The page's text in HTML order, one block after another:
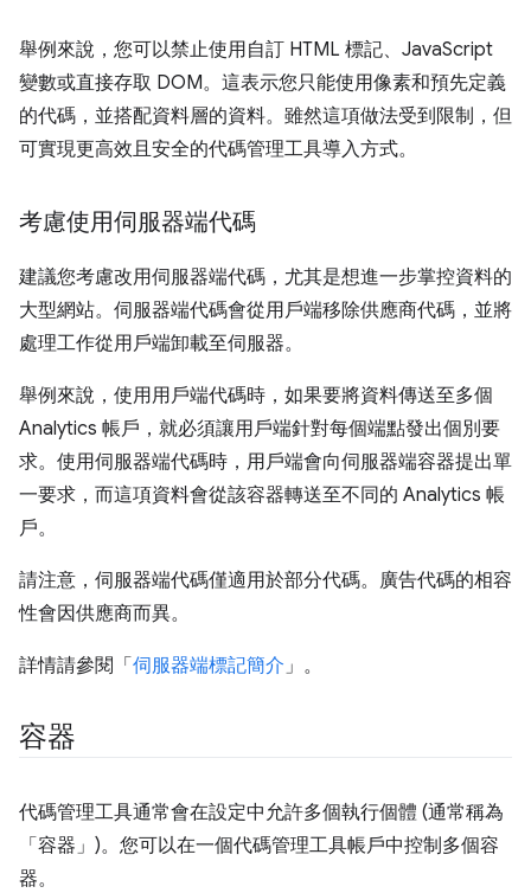
舉例來說，您可以禁止使用自訂 HTML 標記、JavaScript
變數或直接存取 DOM。這表示您只能使用像素和預先定義
的代碼，並搭配資料層的資料。雖然這項做法受到限制，但
可實現更高效且安全的代碼管理工具導入方式。
考慮使用伺服器端代碼
建議您考慮改用伺服器端代碼，尤其是想進一步掌控資料的
大型網站。伺服器端代碼會從用戶端移除供應商代碼，並將
處理工作從用戶端卸載至伺服器。
舉例來說，使用用戶端代碼時，如果要將資料傳送至多個
Analytics 帳戶，就必須讓用戶端針對每個端點發出個別要
求。使用伺服器端代碼時，用戶端會向伺服器端容器提出單
一要求，而這項資料會從該容器轉送至不同的 Analytics 帳
戶。
請注意，伺服器端代碼僅適用於部分代碼。廣告代碼的相容
性會因供應商而異。
詳情請參閱「 伺服器端標記簡介」。
容器
代碼管理工具通常會在設定中允許多個執行個體 (通常稱為
「容器」 )。您可以在一個代碼管理工具帳戶中控制多個容
器。